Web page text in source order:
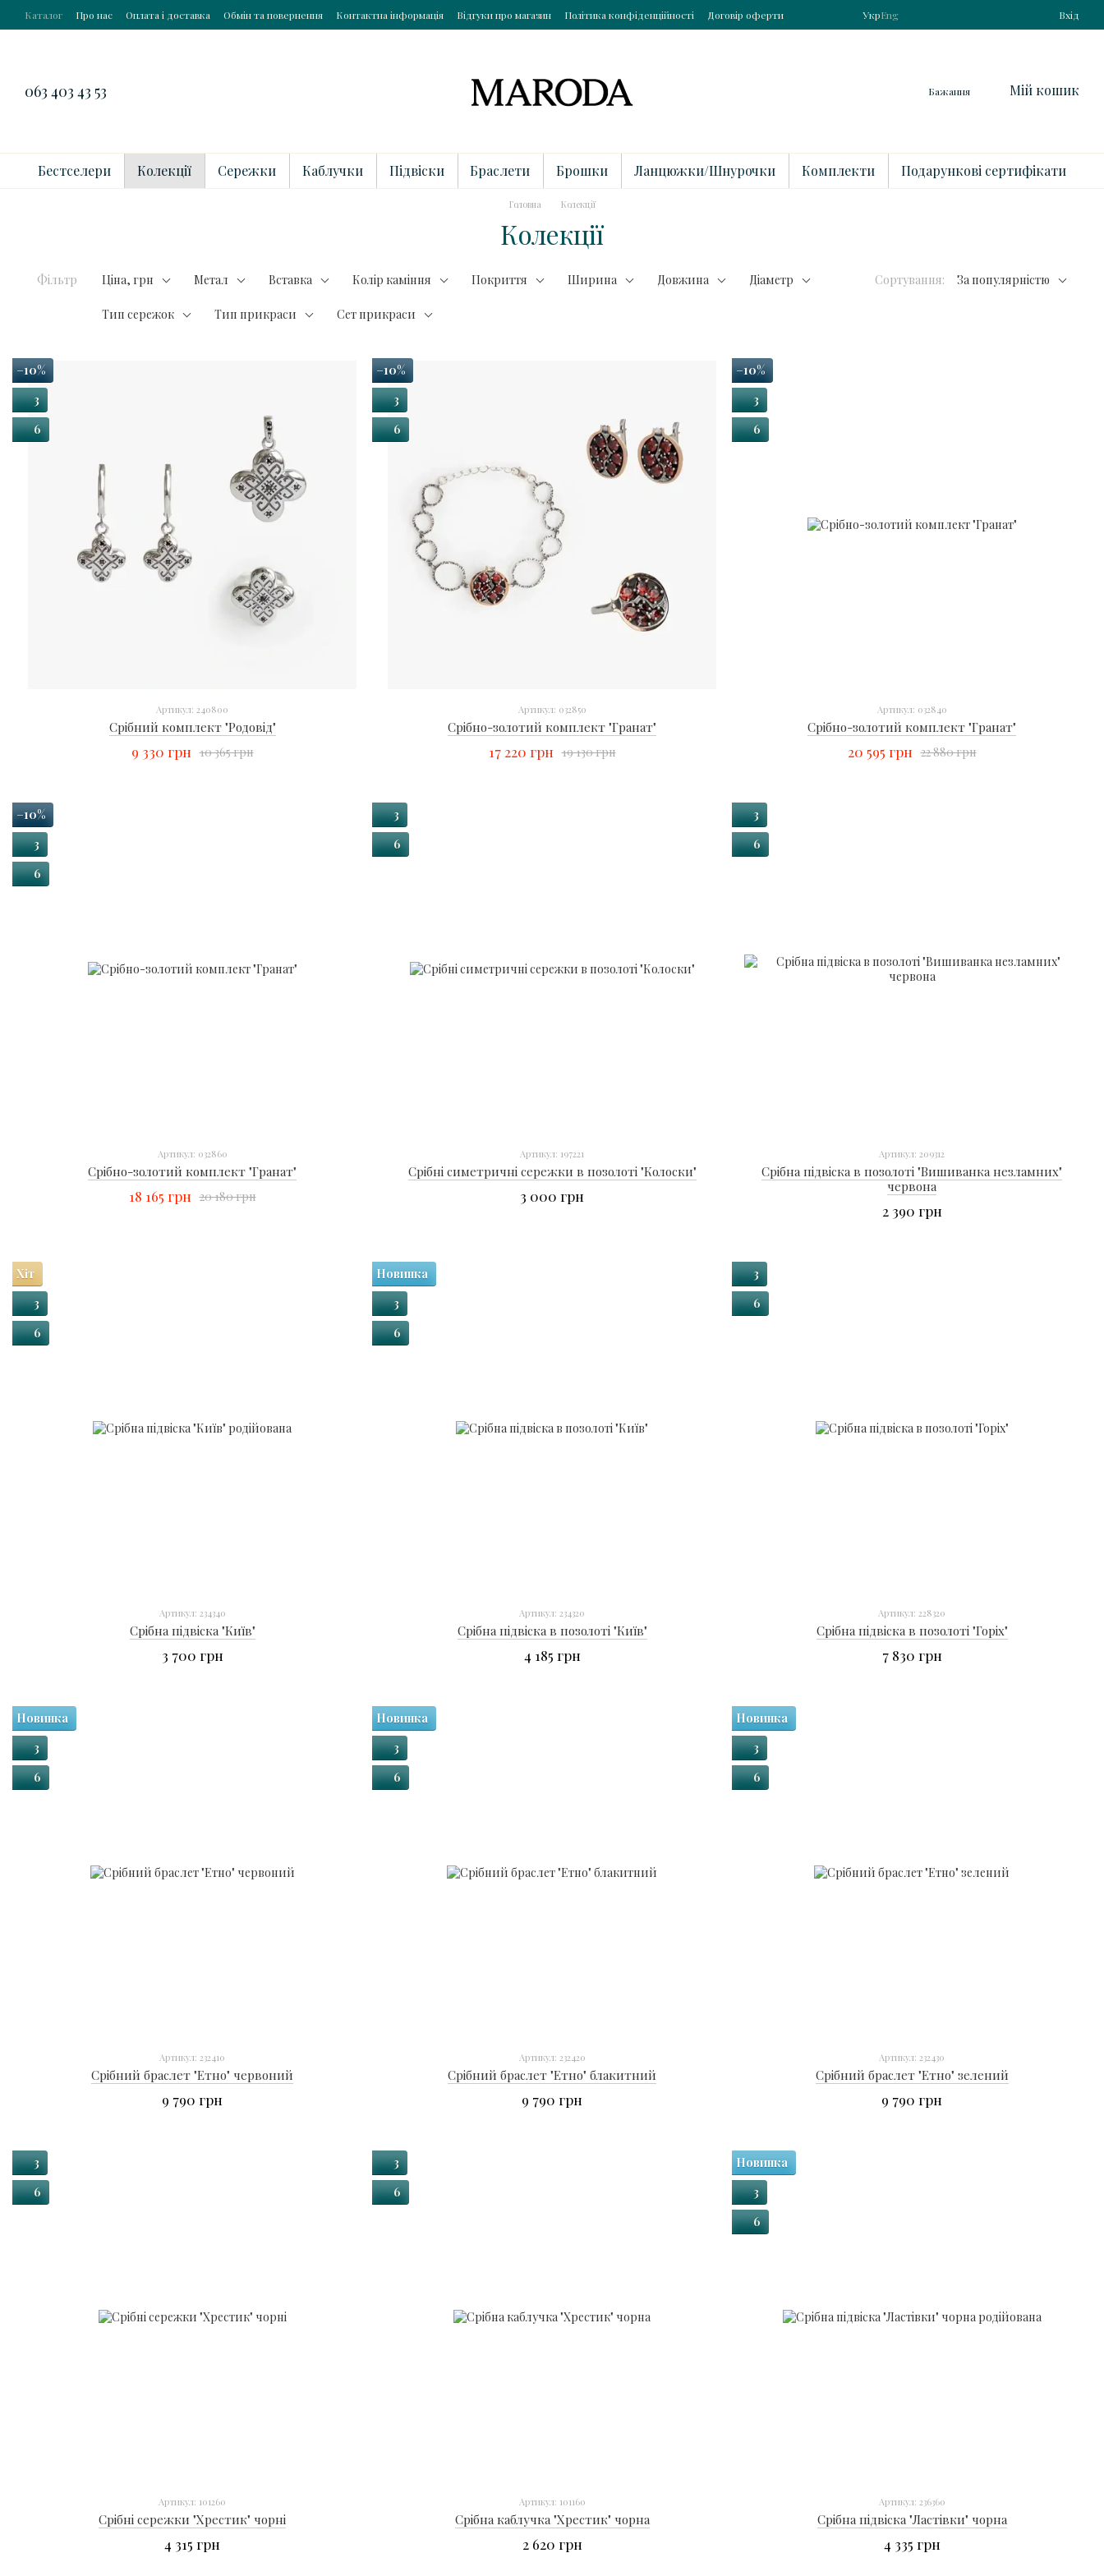
Перейти до основного контенту
Каталог Про нас Оплата і доставка Обмін та повернення Контактна інформація Відгуки про магазин Політика конфіденційності Договір оферти УкрEng Вхід
063 403 43 53 Бажання Мій кошик
Бестселери Колекції Сережки Каблучки Підвіски Браслети Брошки Ланцюжки/Шнурочки Комплекти Подарункові сертифікати
Головна Колекції
Колекції
Фільтр Ціна, грн Метал Вставка Колір каміння Покриття Ширина Довжина Діаметр
Тип сережок Тип прикраси Сет прикраси
Сортування: За популярністю
−10%
3
6
Артикул: 240800
Срібний комплект "Родовід"
10 365 грн
9 330 грн
−10%
3
6
Артикул: 032850
Срібно-золотий комплект "Гранат"
19 130 грн
17 220 грн
−10%
3
6
Артикул: 032840
Срібно-золотий комплект "Гранат"
22 880 грн
20 595 грн
−10%
3
6
Артикул: 032860
Срібно-золотий комплект "Гранат"
20 180 грн
18 165 грн
3
6
Артикул: 197221
Срібні симетричні сережки в позолоті "Колоски"
3 000 грн
3
6
Артикул: 209312
Срібна підвіска в позолоті "Вишиванка незламних"
червона
2 390 грн
Хіт
3
6
Артикул: 234340
Срібна підвіска "Київ"
3 700 грн
Новинка
3
6
Артикул: 234320
Срібна підвіска в позолоті "Київ"
4 185 грн
3
6
Артикул: 228320
Срібна підвіска в позолоті "Горіх"
7 830 грн
Новинка
3
6
Артикул: 232410
Срібний браслет "Етно" червоний
9 790 грн
Новинка
3
6
Артикул: 232420
Срібний браслет "Етно" блакитний
9 790 грн
Новинка
3
6
Артикул: 232430
Срібний браслет "Етно" зелений
9 790 грн
3
6
Артикул: 101260
Срібні сережки "Хрестик" чорні
4 315 грн
3
6
Артикул: 101160
Срібна каблучка "Хрестик" чорна
2 620 грн
Новинка
3
6
Артикул: 236360
Срібна підвіска "Ластівки" чорна
4 335 грн